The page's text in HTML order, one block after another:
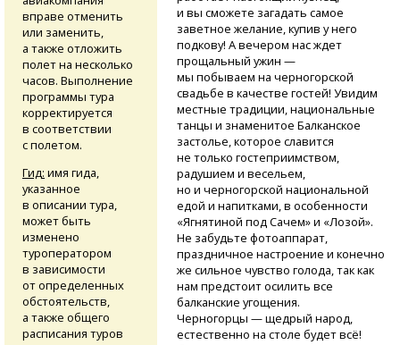
и вы сможете загадать самое
заветное желание, купив у него
подкову! А вечером нас ждет
прощальный ужин —
мы побываем на черногорской
свадьбе в качестве гостей! Увидим
местные традиции, национальные
танцы и знаменитое Балканское
застолье, которое славится
не только гостеприимством,
радушием и весельем,
но и черногорской национальной
едой и напитками, в особенности
«Ягнятиной под Сачем» и «Лозой».
Не забудьте фотоаппарат,
праздничное настроение и конечно
же сильное чувство голода, так как
нам предстоит осилить все
балканские угощения.
Черногорцы — щедрый народ,
естественно на столе будет всё!
вправе отменить
или заменить,
а также отложить
полет на несколько
часов. Выполнение
программы тура
корректируется
в соответствии
с полетом.
Гид: имя гида,
указанное
в описании тура,
может быть
изменено
туроператором
в зависимости
от определенных
обстоятельств,
а также общего
расписания туров